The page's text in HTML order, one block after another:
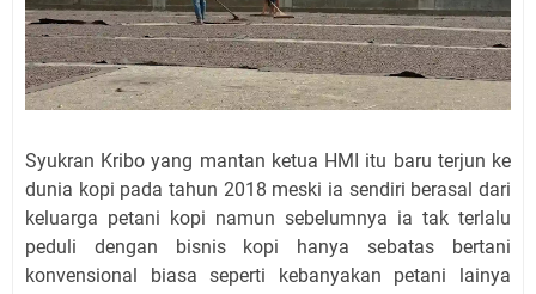
Syukran Kribo yang mantan ketua HMI itu baru terjun ke
dunia kopi pada tahun 2018 meski ia sendiri berasal dari
keluarga petani kopi namun sebelumnya ia tak terlalu
peduli dengan bisnis kopi hanya sebatas bertani
konvensional biasa seperti kebanyakan petani lainya